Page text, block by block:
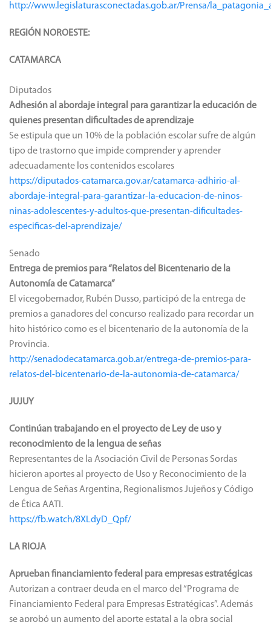
http://www.legislaturasconectadas.gob.ar/Prensa/
REGIÓN NOROESTE:
CATAMARCA
Diputados
Adhesión al abordaje integral para garantizar la educación de
quienes presentan dificultades de aprendizaje
Se estipula que un 10% de la población escolar sufre de algún
tipo de trastorno que impide comprender y aprender
adecuadamente los contenidos escolares
https://diputados-catamarca.gov.ar/catamarca-adhirio-al-
abordaje-integral-para-garantizar-la-educacion-de-ninos-
ninas-adolescentes-y-adultos-que-presentan-dificultades-
especificas-del-aprendizaje/
Senado
Entrega de premios para “Relatos del Bicentenario de la
Autonomía de Catamarca”
El vicegobernador, Rubén Dusso, participó de la entrega de
premios a ganadores del concurso realizado para recordar un
hito histórico como es el bicentenario de la autonomía de la
Provincia.
http://senadodecatamarca.gob.ar/entrega-de-premios-para-
relatos-del-bicentenario-de-la-autonomia-de-catamarca/
JUJUY
Continúan trabajando en el proyecto de Ley de uso y
reconocimiento de la lengua de señas
Representantes de la Asociación Civil de Personas Sordas
hicieron aportes al proyecto de Uso y Reconocimiento de la
Lengua de Señas Argentina, Regionalismos Jujeños y Código
de Ética AATI.
https://fb.watch/8XLdyD_Qpf/
LA RIOJA
Aprueban financiamiento federal para empresas estratégicas
Autorizan a contraer deuda en el marco del “Programa de
Financiamiento Federal para Empresas Estratégicas”. Además
se aprobó un aumento del aporte estatal a la obra social